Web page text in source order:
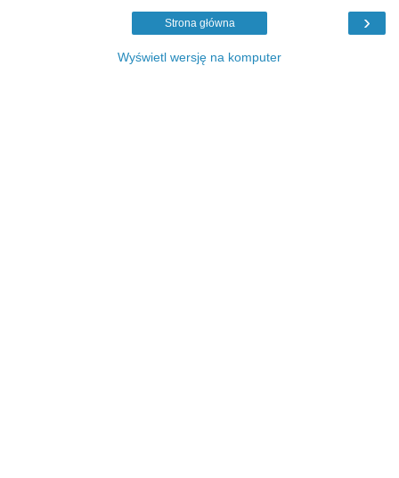
›
Strona główna
Wyświetl wersję na komputer